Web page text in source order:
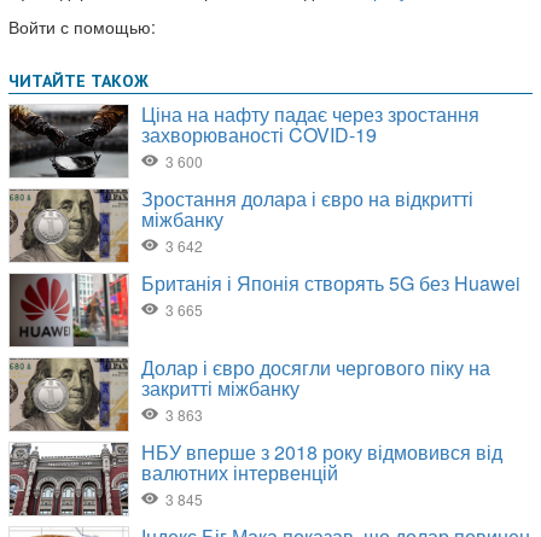
Войти с помощью: